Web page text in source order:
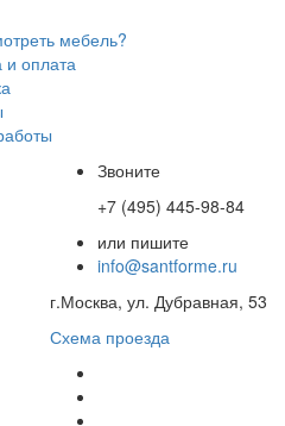
мебель?
и оплата
Звоните
+7 (495) 445-98-84
или пишите
info@santforme.ru
г.Москва, ул. Дубравная, 53
Схема проезда